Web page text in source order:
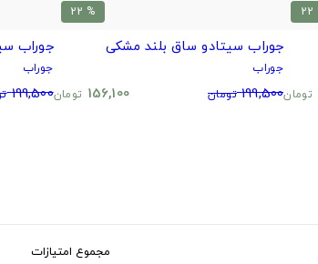
تومان
% 22
جوراب سیتادو ساق بلند مشکی
جوراب
199,500 تومان 156,100 تومان
جوراب
جوراب
199,500
مجموع امتیازات